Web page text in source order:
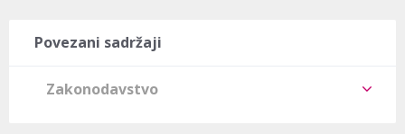
Povezani sadržaji
Zakonodavstvo